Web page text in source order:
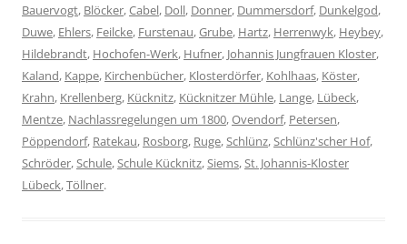
Bauervogt, Blöcker,Cabel, Doll, Donner, Dummersdorf, Dunkelgod,
Duwe, Ehlers, Feilcke, Furstenau,Grube, Hartz, Herrenwyk, Heybey,
Hildebrandt, Hochofen-Werk, Hufner, Johannis Jungfrauen Kloster,
Kaland, Kappe, Kirchenbücher, Klosterdörfer, Kohlhaas, Köster,
Krahn, Krellenberg, Kücknitz, Kücknitzer Mühle, Lange, Lübeck,
Mentze, Nachlassregelungen um 1800,Ovendorf, Petersen,
Pöppendorf, Ratekau, Rosborg, Ruge,Schlünz,Schlünz'scher Hof,
Schröder,Schule,Schule Kücknitz,Siems,St. Johannis-Kloster
Lübeck,Töllner.